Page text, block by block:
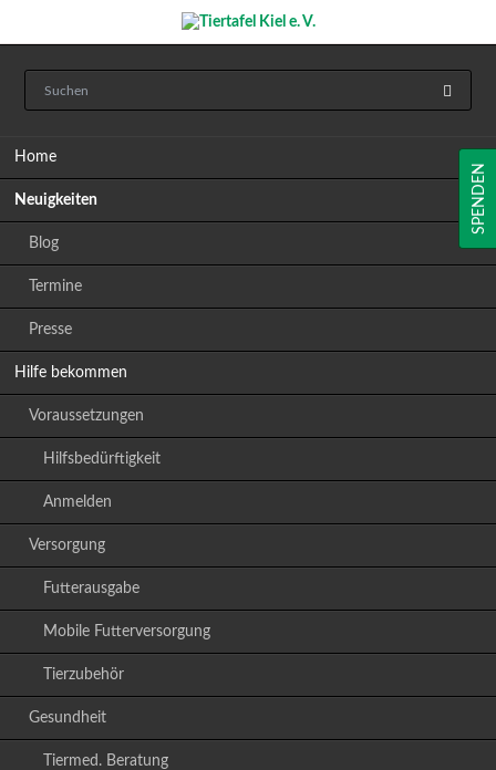
Home
Neuigkeiten
Blog
Termine
Presse
Hilfe bekommen
Voraussetzungen
Hilfsbedürftigkeit
Anmelden
Versorgung
Futterausgabe
Mobile Futterversorgung
Tierzubehör
Gesundheit
Tiermed. Beratung
SPENDEN